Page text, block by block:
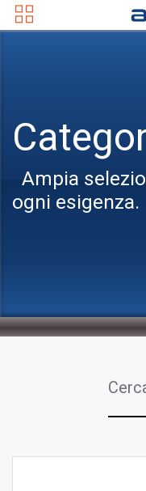
Ampia
ogni esigenza.